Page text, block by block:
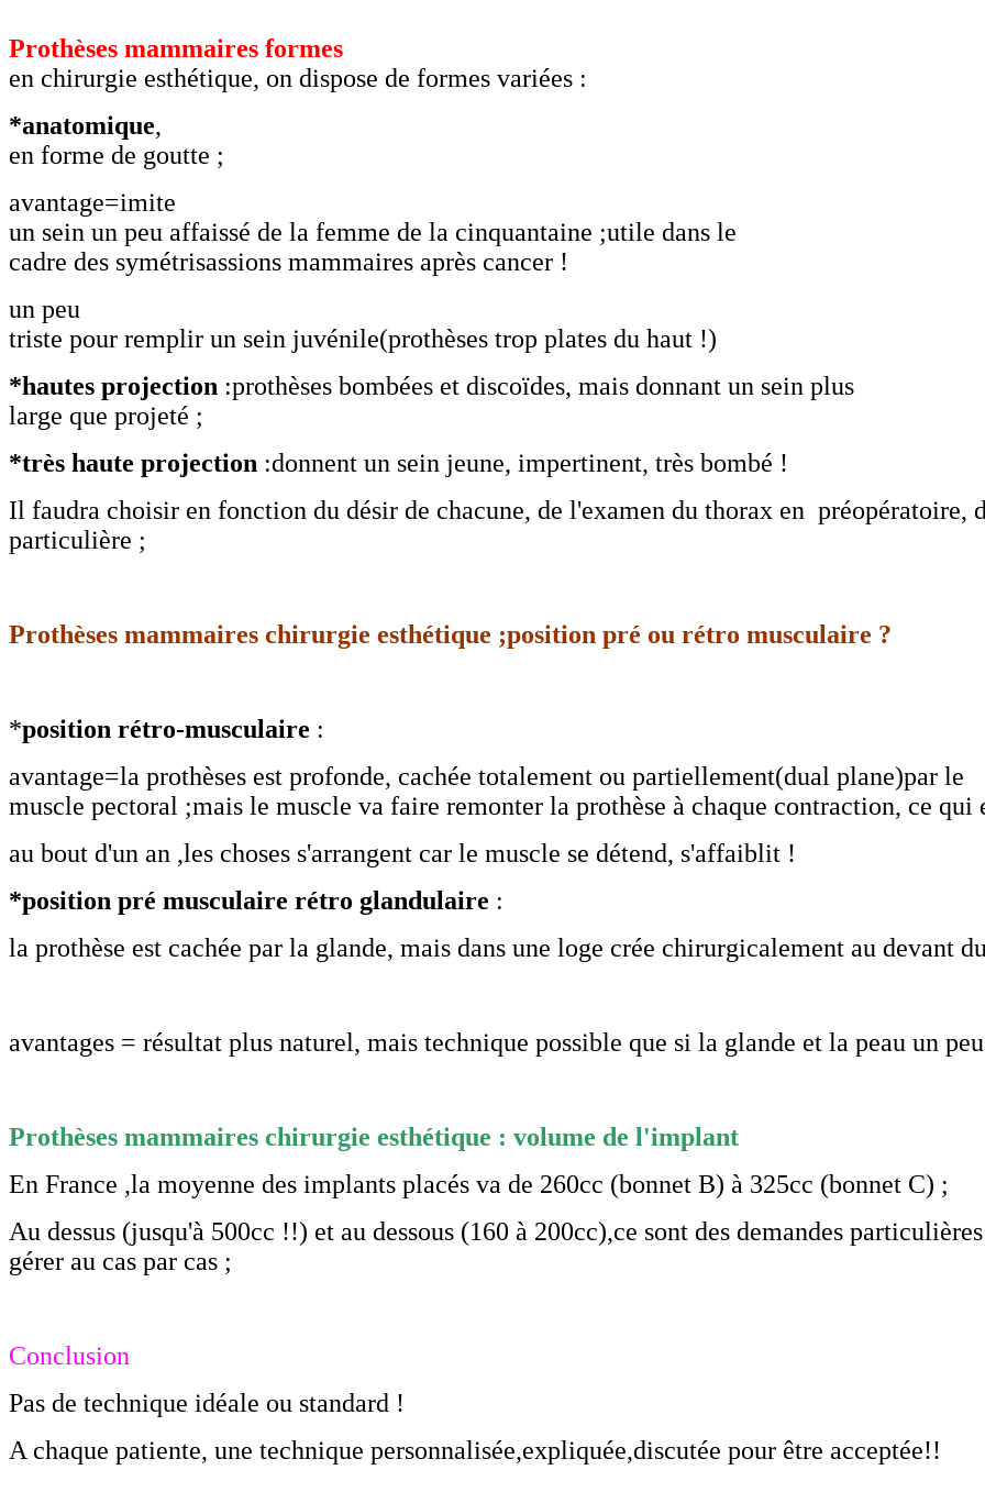
Prothèses mammaires formes
en chirurgie esthétique, on dispose de formes variées :
*anatomique,
en forme de goutte ;
avantage=imite
un sein un peu affaissé de la femme de la cinquantaine ;utile dans le
cadre des symétrisassions mammaires après cancer !
un peu
triste pour remplir un sein juvénile(prothèses trop plates du haut !)
*hautes projection :prothèses bombées et discoïdes, mais donnant un sein plus
large que projeté ;
*très haute projection :donnent un sein jeune, impertinent, très bombé !
Il faudra choisir en fonction du désir de chacune, de l'examen du thorax en préopératoire,
particulière ;
Prothèses mammaires chirurgie esthétique ;position pré ou rétro musculaire ?
*position rétro-musculaire :
avantage=la prothèses est profonde, cachée totalement ou partiellement(dual plane)par le
muscle pectoral ;mais le muscle va faire remonter la prothèse à chaque contraction, ce qui
au bout d'un an ,les choses s'arrangent car le muscle se détend, s'affaiblit !
*position pré musculaire rétro glandulaire :
la prothèse est cachée par la glande, mais dans une loge crée chirurgicalement au devant
avantages = résultat plus naturel, mais technique possible que si la glande et la peau un
Prothèses mammaires chirurgie esthétique : volume de l'implant
En France ,la moyenne des implants placés va de 260cc (bonnet B) à 325cc (bonnet C) ;
Au dessus (jusqu'à 500cc !!) et au dessous (160 à 200cc),ce sont des demandes
gérer au cas par cas ;
Conclusion
Pas de technique idéale ou standard !
A chaque patiente, une technique personnalisée,expliquée,discutée pour être acceptée!!